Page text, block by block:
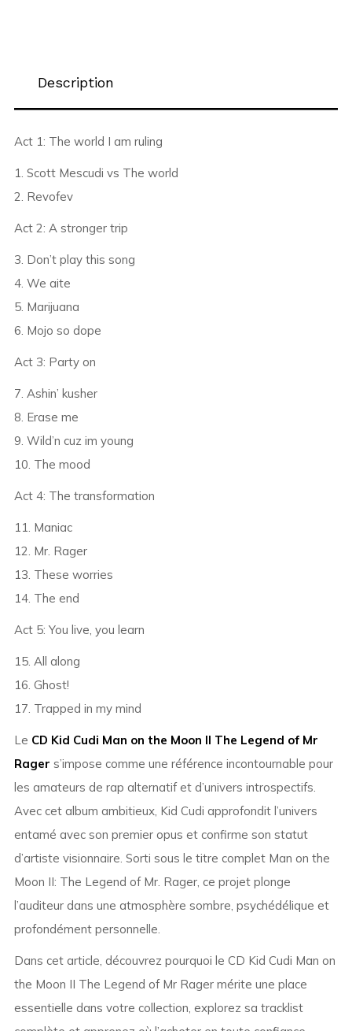
Description
Act 1: The world I am ruling
1. Scott Mescudi vs The world
2. Revofev
Act 2: A stronger trip
3. Don’t play this song
4. We aite
5. Marijuana
6. Mojo so dope
Act 3: Party on
7. Ashin’ kusher
8. Erase me
9. Wild’n cuz im young
10. The mood
Act 4: The transformation
11. Maniac
12. Mr. Rager
13. These worries
14. The end
Act 5: You live, you learn
15. All along
16. Ghost!
17. Trapped in my mind
Le CD Kid Cudi Man on the Moon II The Legend of Mr
Rager s’impose comme une référence incontournable pour
les amateurs de rap alternatif et d’univers introspectifs.
Avec cet album ambitieux, Kid Cudi approfondit l’univers
entamé avec son premier opus et confirme son statut
d’artiste visionnaire. Sorti sous le titre complet Man on the
Moon II: The Legend of Mr. Rager, ce projet plonge
l’auditeur dans une atmosphère sombre, psychédélique et
profondément personnelle.
Dans cet article, découvrez pourquoi le CD Kid Cudi Man on
the Moon II The Legend of Mr Rager mérite une place
essentielle dans votre collection, explorez sa tracklist